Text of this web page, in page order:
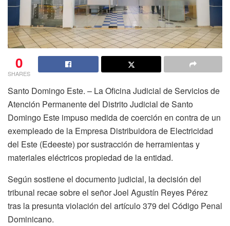
0
SHARES
Santo Domingo Este. – La Oficina Judicial de Servicios de
Atención Permanente del Distrito Judicial de Santo
Domingo Este impuso medida de coerción en contra de un
exempleado de la Empresa Distribuidora de Electricidad
del Este (Edeeste) por sustracción de herramientas y
materiales eléctricos propiedad de la entidad.
Según sostiene el documento judicial, la decisión del
tribunal recae sobre el señor Joel Agustín Reyes Pérez
tras la presunta violación del artículo 379 del Código Penal
Dominicano.